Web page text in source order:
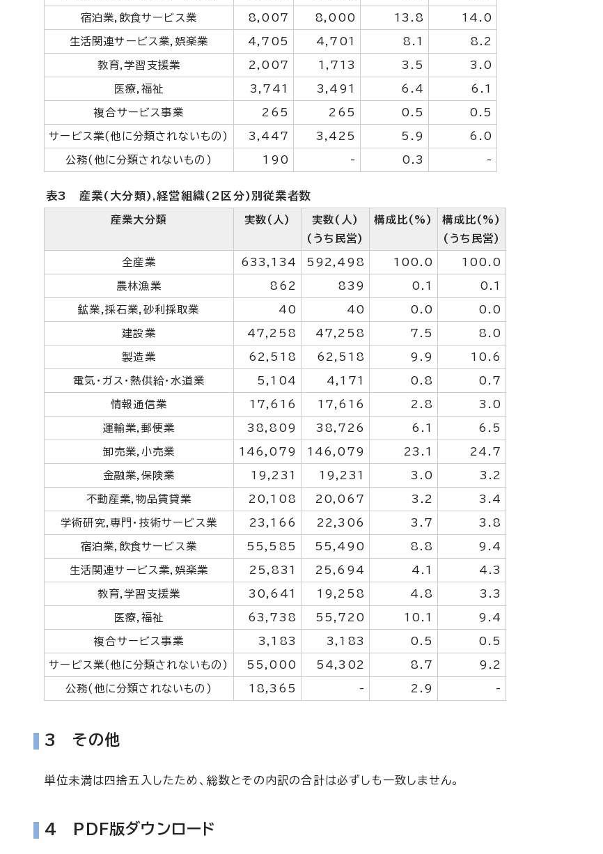
宿泊業,飲食サービス業 8,007 8,000 13.8 14.0
生活関連サービス業,娯楽業 4,705 4,701 8.1 8.2
教育,学習支援業 2,007 1,713 3.5 3.0
医療,福祉 3,741 3,491 6.4 6.1
複合サービス事業 265 265 0.5 0.5
サービス業(他に分類されないもの) 3,447 3,425 5.9 6.0
公務(他に分類されないもの) 190 - 0.3 -
表3 産業(大分類),経営組織(2区分)別従業者数
産業大分類 実数(人)
実数(人)
(うち民営)
構成比(%)
構成比(%)
(うち民営)
全産業 633,134 592,498 100.0 100.0
農林漁業 862 839 0.1 0.1
鉱業,採石業,砂利採取業 40 40 0.0 0.0
建設業 47,258 47,258 7.5 8.0
製造業 62,518 62,518 9.9 10.6
電気・ガス・熱供給・水道業 5,104 4,171 0.8 0.7
情報通信業 17,616 17,616 2.8 3.0
運輸業,郵便業 38,809 38,726 6.1 6.5
卸売業,小売業 146,079 146,079 23.1 24.7
金融業,保険業 19,231 19,231 3.0 3.2
不動産業,物品賃貸業 20,108 20,067 3.2 3.4
学術研究,専門・技術サービス業 23,166 22,306 3.7 3.8
宿泊業,飲食サービス業 55,585 55,490 8.8 9.4
生活関連サービス業,娯楽業 25,831 25,694 4.1 4.3
教育,学習支援業 30,641 19,258 4.8 3.3
医療,福祉 63,738 55,720 10.1 9.4
複合サービス事業 3,183 3,183 0.5 0.5
サービス業(他に分類されないもの) 55,000 54,302 8.7 9.2
公務(他に分類されないもの) 18,365 - 2.9 -
3 その他
単位未満は四捨五入したため、総数とその内訳の合計は必ずしも一致しません。
4 PDF版ダウンロード